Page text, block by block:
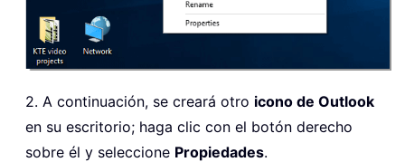
2. A continuación, se creará otro icono de Outlook
en su escritorio; haga clic con el botón derecho
sobre él y seleccione Propiedades.